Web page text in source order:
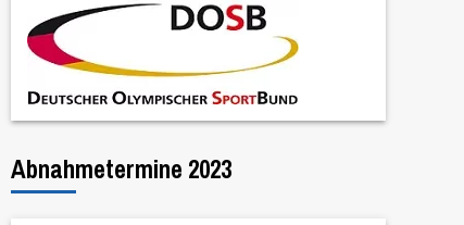
Abnahmetermine 2023